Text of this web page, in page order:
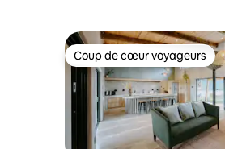
Coup de cœur voyageurs
Coup de cœur voyageurs